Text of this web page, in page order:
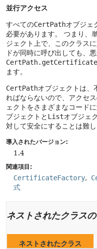
並行アクセス
すべてのCertPathオブジェ
必要があります。
つまり、
ジェクト上で、このクラス
ドが同時に呼び出しても、
ます。
CertPathオブジェクトは、
ればならないので、アクセ
ェクトをさまざまなコード
ブジェクトと Listオブジェ
対して安全にすることは難し
導入されたバージョン:
1.4
関連項目:
CertificateFactory
式
ネストされたクラス
ネストされたクラス